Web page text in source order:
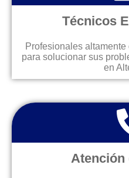
Técnicos
Profesionales
para solucionar sus
en
Atención